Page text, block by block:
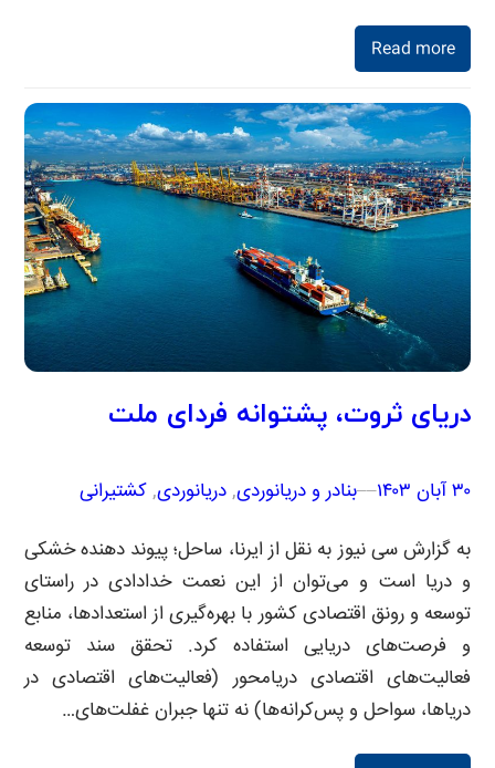
Read more
دریای ثروت، پشتوانه فردای ملت
۳۰ آبان ۱۴۰۳ –
–بنادر و دریانوردی, دریانوردی, کشتیرانی
به گزارش سی نیوز به نقل از ایرنا، ساحل؛ پیوند دهنده خشکی‌
و دریا است و می‌توان از این نعمت خدادادی در راستای
توسعه و رونق اقتصادی کشور با بهره‌گیری از استعدادها، منابع
و فرصت‌های دریایی استفاده کرد. تحقق سند توسعه
فعالیت‌های اقتصادی دریامحور (فعالیت‌های اقتصادی در
دریاها، سواحل و پس‌کرانه‌ها) نه تنها جبران غفلت‌های…